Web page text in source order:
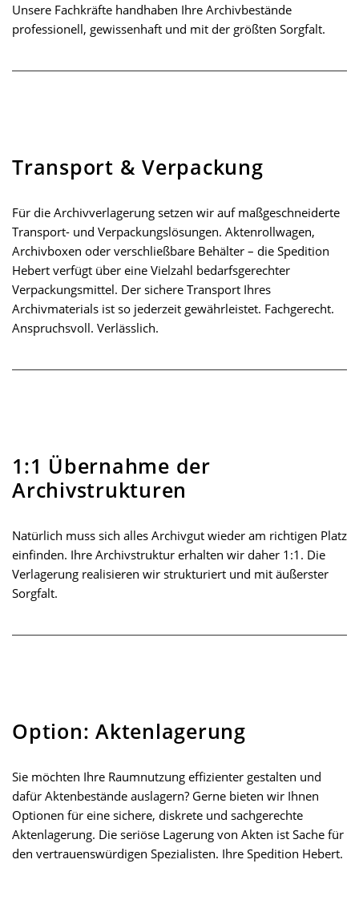
Unsere Fachkräfte handhaben Ihre Archivbestände
professionell, gewissenhaft und mit der größten Sorgfalt.
Transport & Verpackung
Für die Archivverlagerung setzen wir auf maßgeschneiderte
Transport- und Verpackungslösungen. Aktenrollwagen,
Archivboxen oder verschließbare Behälter – die Spedition
Hebert verfügt über eine Vielzahl bedarfsgerechter
Verpackungsmittel. Der sichere Transport Ihres
Archivmaterials ist so jederzeit gewährleistet. Fachgerecht.
Anspruchsvoll. Verlässlich.
1:1 Übernahme der
Archivstrukturen
Natürlich muss sich alles Archivgut wieder am richtigen Platz
einfinden. Ihre Archivstruktur erhalten wir daher 1:1. Die
Verlagerung realisieren wir strukturiert und mit äußerster
Sorgfalt.
Option: Aktenlagerung
Sie möchten Ihre Raumnutzung effizienter gestalten und
dafür Aktenbestände auslagern? Gerne bieten wir Ihnen
Optionen für eine sichere, diskrete und sachgerechte
Aktenlagerung. Die seriöse Lagerung von Akten ist Sache für
den vertrauenswürdigen Spezialisten. Ihre Spedition Hebert.